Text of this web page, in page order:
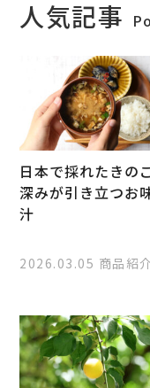
人気記事
日本で採れたきの
深みが引き立つお
汁
2026.03.05 商品紹介